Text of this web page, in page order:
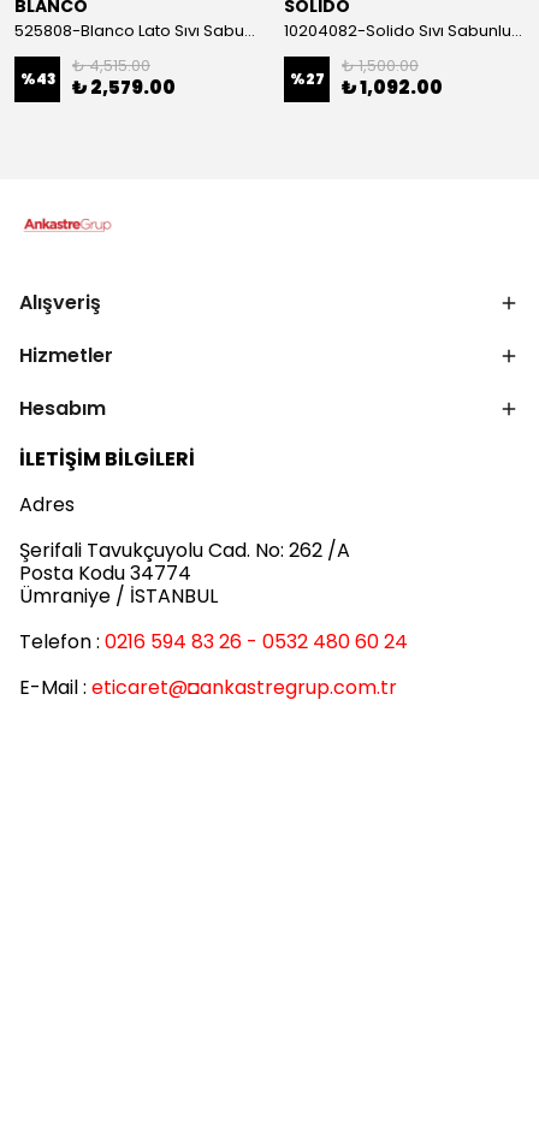
BLANCO
525808-Blanco Lato Sıvı Sabunluk Krom
%43
₺ 4,515.00
₺ 2,579.00
SOLIDO
10204082-Solido Sıvı Sabunluk Antrasit
%27
₺ 1,500.00
₺ 1,092.00
Alışveriş
Hizmetler
Hesabım
İLETİŞİM BİLGİLERİ
Adres
Şerifali Tavukçuyolu Cad. No: 262 /A
Posta Kodu 34774
Ümraniye / İSTANBUL
Telefon : 0216 594 83 26 - 0532 480 60 24
E-Mail : eticaret@◘ankastregrup.com.tr